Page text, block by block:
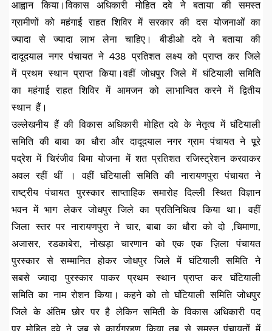
आह्वान किया।विकास अधिकारी मोहित दवे ने बताया की समस्त
ग्रामीणों को महंगाई राहत शिविर में सरकार की दस योजनाओं का
ज्यादा से ज्यादा लाभ लेना चाहिए। बीडीओ दवे ने बताया की
दादूदयाल नगर पंचायत ने 438 प्रतिशत लक्ष्य को प्राप्त कर जिले
में प्रथम स्थान प्राप्त किया।वहीं जोधपुर जिले में घंटियाली समिति
का महंगाई राहत शिविर में आमजन को लाभान्वित करने में द्वितीय
स्थान हैं।
उल्लेखनीय हैं की विकास अधिकारी मोहित दवे के नेतृत्व में घंटियाली
समिति की बाबा का धौरा और दादूदयाल नगर ग्राम पंचायत ने पूरे
पद्रेश में चिरंजीव बिमा योजना में शत प्रतिशत रजिस्ट्रेशन करवाकर
अवल रहीं थीं । वहीं घंटियाली समिति की नारायणपुरा पंचायत ने
राष्ट्रीय पंचायत पुरस्कार साप्ताहिक समारोह दिल्ली स्थित विज्ञान
भवन में भाग लेकर जोधपुर जिले का प्रतिनिधित्व किया था। वहीं
जिला स्तर पर नारायणपुरा ने चार, बाबा का धौरा को दो ,चिमाणा,
अजासर, रडकाबेरा, नोखड़ा चारणान को एक एक ज़िला पंचायत
पुरस्कार से सम्मानित होकर जोधपुर जिले में घंटियाली समिति ने
सबसे ज्यादा पुरस्कार पाकर प्रथम स्थान प्राप्त कर घंटियाली
समिति का नाम रोशन किया। कहने को तो घंटियाली समिति जोधपुर
जिले के अंतिम छोर पर है लेकिन समिती के विकास अधिकारी पद